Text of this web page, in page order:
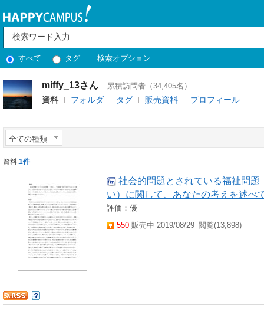
すべて タグ 検索オプション
miffy_13さん 累積訪問者（34,405名）
資料 フォルダ タグ 販売資料 プロフィール
全ての種類
資料:1件
社会的問題とされている福祉問
い）に関して、あなたの考えを述べ
評価：優
550 販売中 2019/08/29 閲覧(13,898)